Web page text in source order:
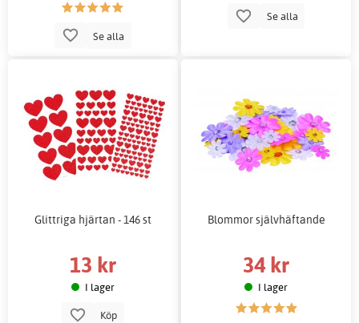
Se alla
Se alla
Glittriga hjärtan - 146 st
13 kr
I lager
Köp
Blommor självhäftande
34 kr
I lager